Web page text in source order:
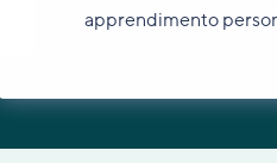
apprendimento